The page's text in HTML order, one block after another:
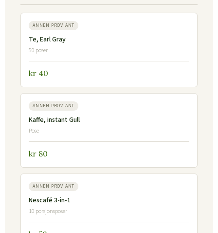
ANNEN PROVIANT
Te, Earl Gray
50 poser
kr 40
ANNEN PROVIANT
Kaffe, instant Gull
Pose
kr 80
ANNEN PROVIANT
Nescafé 3-in-1
10 porsjonsposer